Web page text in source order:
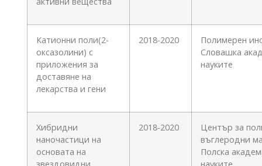
Катионни поли(2-
оксазолини) с
приложения за
доставяне на
лекарства и гени
2018-2020
Полимерен
Словашка
науките
Хибридни
наночастици на
основата на
2018-2020
Център за
въглеродни
Полска